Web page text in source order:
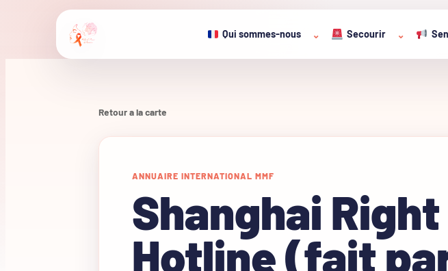
Qui sommes-nous ⌄ Secourir ⌄
Retour a la carte
ANNUAIRE INTERNATIONAL MMF
Shanghai
Hotline (fait